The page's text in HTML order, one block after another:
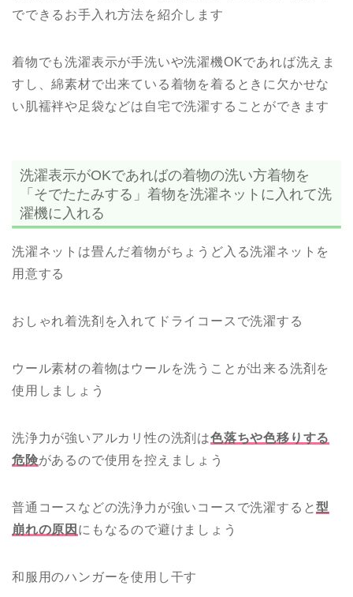
でできるお手入れ方法を紹介します
着物でも洗濯表示が手洗いや洗濯機OKであれば洗えま
すし、綿素材で出来ている着物を着るときに欠かせな
い肌襦袢や足袋などは自宅で洗濯することができます
洗濯表示がOKであればの着物の洗い方着物を
「そでたたみする」着物を洗濯ネットに入れて洗
濯機に入れる
洗濯ネットは畳んだ着物がちょうど入る洗濯ネットを
用意する
おしゃれ着洗剤を入れてドライコースで洗濯する
ウール素材の着物はウールを洗うことが出来る洗剤を
使用しましょう
洗浄力が強いアルカリ性の洗剤は色落ちや色移りする
危険があるので使用を控えましょう
普通コースなどの洗浄力が強いコースで洗濯すると型
崩れの原因 にもなるので避けましょう
和服用のハンガーを使用し干す